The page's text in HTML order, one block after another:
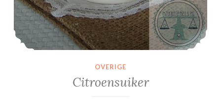
OVERIGE
Citroensuiker